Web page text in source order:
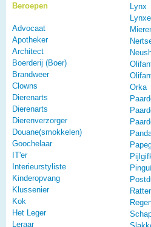
Beroepen
Advocaat
Apotheker
Architect
Boerderij (Boer)
Brandweer
Clowns
Dierenarts
Dierenarts
Dierenverzorger
Douane(smokkelen)
Goochelaar
IT'er
Interieurstyliste
Kinderopvang
Klussenier
Kok
Het Leger
Leraar
Lynx
Orka